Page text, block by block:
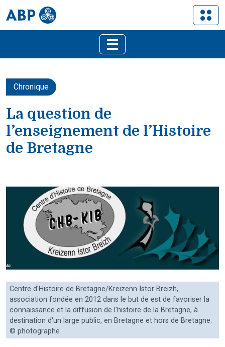
Chronique
La question de
l’enseignement de l’Histoire
de Bretagne
Centre d'Histoire de Bretagne/Kreizenn Istor Breizh,
association fondée en 2012 dans le but de est de favoriser la
connaissance et la diffusion de l’histoire de la Bretagne, à
destination d'un large public, en Bretagne et hors de Bretagne.
© photographe